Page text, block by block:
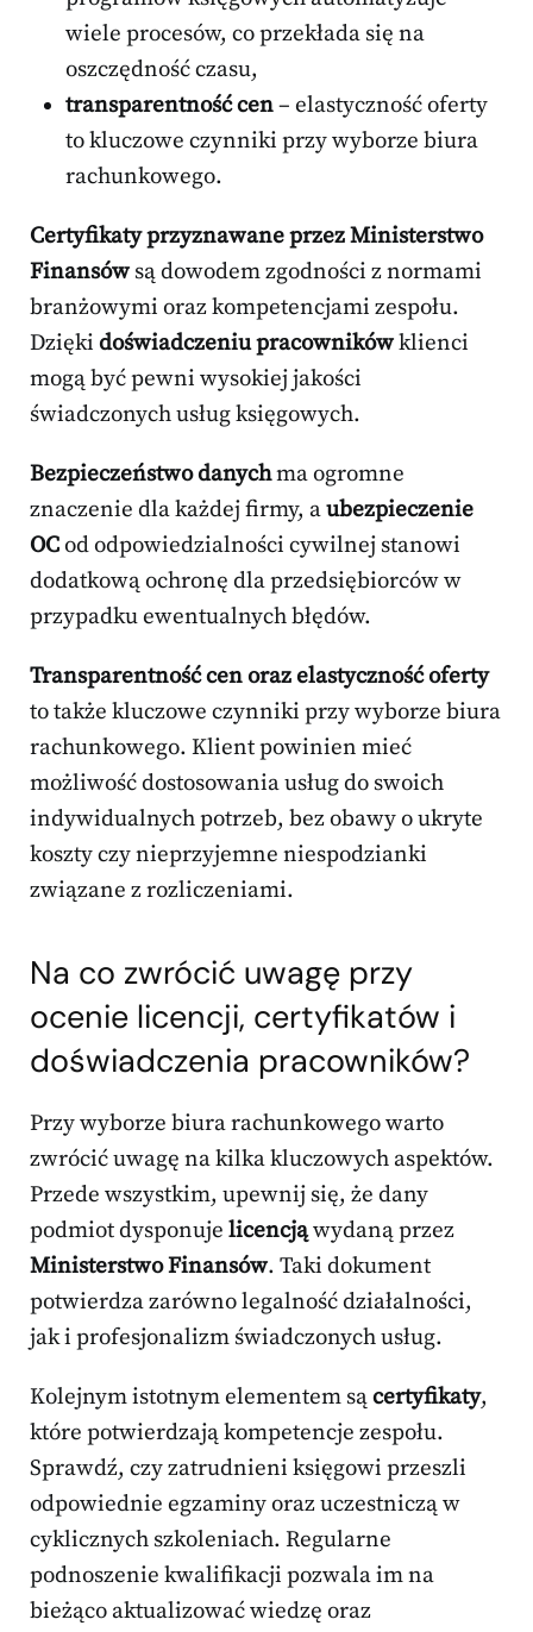
wiele procesów, co przekłada się na
oszczędność czasu,
transparentność cen– elastyczność oferty
to kluczowe czynniki przy wyborze biura
rachunkowego.
Certyfikaty przyznawane przez Ministerstwo
Finansów są dowodem zgodności z normami
branżowymi oraz kompetencjami zespołu.
Dzięki doświadczeniu pracownikówklienci
mogą być pewni wysokiej jakości
świadczonych usług księgowych.
Bezpieczeństwo danychma ogromne
znaczenie dla każdej firmy, aubezpieczenie
OCod odpowiedzialności cywilnej stanowi
dodatkową ochronę dla przedsiębiorców w
przypadku ewentualnych błędów.
Transparentność cen oraz elastyczność oferty
to także kluczowe czynniki przy wyborze biura
rachunkowego. Klient powinien mieć
możliwość dostosowania usług do swoich
indywidualnych potrzeb, bez obawy o ukryte
koszty czy nieprzyjemne niespodzianki
związane z rozliczeniami.
Na co zwrócić uwagę przy
ocenie licencji, certyfikatów i
doświadczenia pracowników?
Przy wyborze biura rachunkowego warto
zwrócić uwagę na kilka kluczowych aspektów.
Przede wszystkim, upewnij się, że dany
podmiot dysponuje licencjąwydaną przez
Ministerstwo Finansów. Taki dokument
potwierdza zarówno legalność działalności,
jak i profesjonalizm świadczonych usług.
Kolejnym istotnym elementem sącertyfikaty,
które potwierdzają kompetencje zespołu.
Sprawdź, czy zatrudnieni księgowi przeszli
odpowiednie egzaminy oraz uczestniczą w
cyklicznych szkoleniach. Regularne
podnoszenie kwalifikacji pozwala im na
bieżąco aktualizować wiedzę oraz